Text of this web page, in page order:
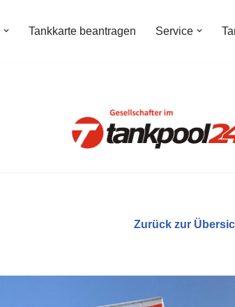
Tankkarte beantragen Service
Zurück zur